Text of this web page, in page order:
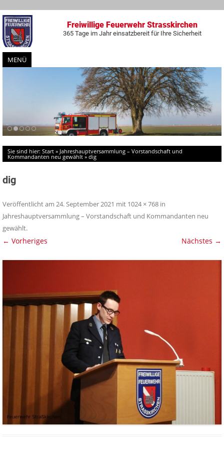
Freiwillige Feuerwehr Strasskirchen
365 Tage im Jahr einsatzbereit für Ihre Sicherheit
MENÜ
Zum
Inhalt
springen
Sie sind hier: Start » Jahreshauptversammlung – Vorstandschaft und
Kommandanten neu gewählt » dig
dig
Veröffentlicht am 24. September 2021 mit 1024 × 768 in
Jahreshauptversammlung – Vorstandschaft und Kommandanten neu
gewählt.
← Vorheriges Nächstes →